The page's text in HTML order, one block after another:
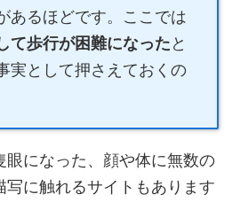
あるほどです。ここでは
て歩行が困難になったと
実として押さえておくの
眼になった、顔や体に無数の
に触れるサイトもあります